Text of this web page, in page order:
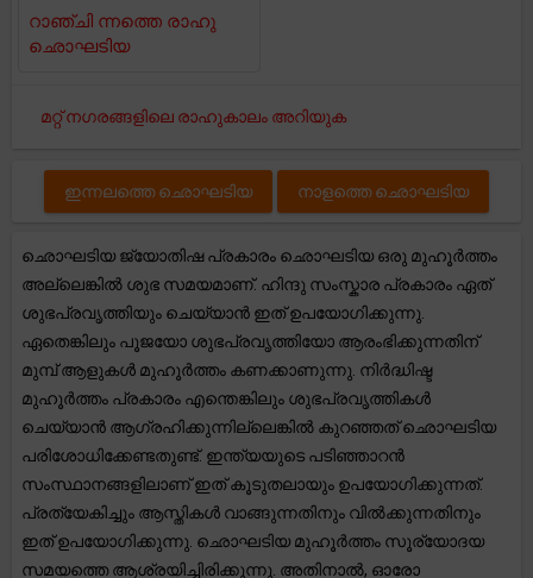
റാഞ്ചി ന്നത്തെ രാഹു
ഛൊഘടിയ
മറ്റ് നഗരങ്ങളിലെ രാഹുകാലം അറിയുക
ഇന്നലത്തെ ഛൊഘടിയ നാളത്തെ ഛൊഘടിയ
ഛൊഘടിയ ജ്യോതിഷ പ്രകാരം ഛൊഘടിയ ഒരു മുഹൂർത്തം
അല്ലെങ്കിൽ ശുഭ സമയമാണ്. ഹിന്ദു സംസ്കാര പ്രകാരം ഏത്
ശുഭപ്രവൃത്തിയും ചെയ്യാൻ ഇത് ഉപയോഗിക്കുന്നു.
ഏതെങ്കിലും പൂജയോ ശുഭപ്രവൃത്തിയോ ആരംഭിക്കുന്നതിന്
മുമ്പ് ആളുകൾ മുഹൂർത്തം കണക്കാണുന്നു. നിർദ്ധിഷ്ട
മുഹൂർത്തം പ്രകാരം എന്തെങ്കിലും ശുഭപ്രവൃത്തികൾ
ചെയ്യാൻ ആഗ്രഹിക്കുന്നില്ലെങ്കിൽ കുറഞ്ഞത് ഛൊഘടിയ
പരിശോധിക്കേണ്ടതുണ്ട്. ഇന്ത്യയുടെ പടിഞ്ഞാറൻ
സംസ്ഥാനങ്ങളിലാണ് ഇത് കൂടുതലായും ഉപയോഗിക്കുന്നത്.
പ്രത്യേകിച്ചും ആസ്തികൾ വാങ്ങുന്നതിനും വിൽക്കുന്നതിനും
ഇത് ഉപയോഗിക്കുന്നു. ഛൊഘടിയ മുഹൂർത്തം സൂര്യോദയ
സമയത്തെ ആശ്രയിച്ചിരിക്കുന്നു. അതിനാൽ, ഓരോ